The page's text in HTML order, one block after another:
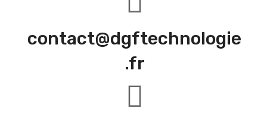
contact@dgftechnologie
.fr